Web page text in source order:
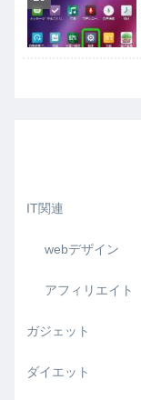
IT関連
webデザイン
アフィリエイト
ガジェット
ダイエット